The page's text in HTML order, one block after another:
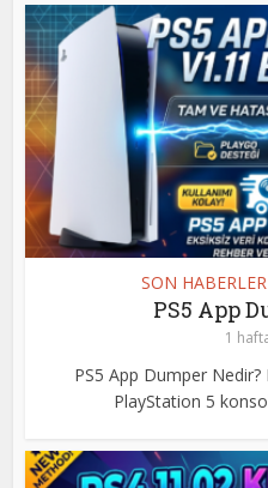
SON
PS5 App
1
PS5 App Dumper Nedir?
PlayStation 5